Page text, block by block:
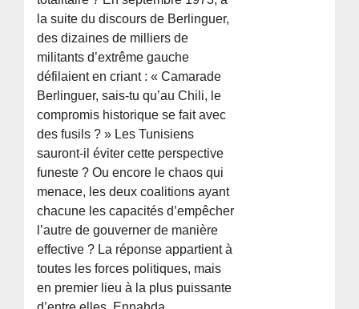
la suite du discours de Berlinguer,
des dizaines de milliers de
militants d’extrême gauche
défilaient en criant : « Camarade
Berlinguer, sais-tu qu’au Chili, le
compromis historique se fait avec
des fusils ? » Les Tunisiens
sauront-il éviter cette perspective
funeste ? Ou encore le chaos qui
menace, les deux coalitions ayant
chacune les capacités d’empêcher
l’autre de gouverner de manière
effective ? La réponse appartient à
toutes les forces politiques, mais
en premier lieu à la plus puissante